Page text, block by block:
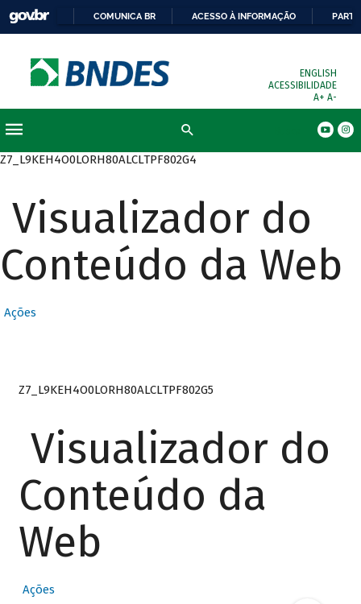
COMUNICA BR ACESSO À INFORMAÇÃO
ENGLISH
ACESSIBILIDADE
A+ A-
Z7_L9KEH4O0LORH80ALCLTPF802G4
Visualizador do
Conteúdo da Web
Ações
Z7_L9KEH4O0LORH80ALCLTPF802G5
Visualizador do
Conteúdo da
Web
Ações